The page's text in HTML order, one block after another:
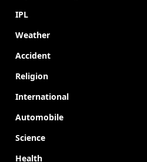
IPL
Weather
Accident
Religion
International
Automobile
Science
Health